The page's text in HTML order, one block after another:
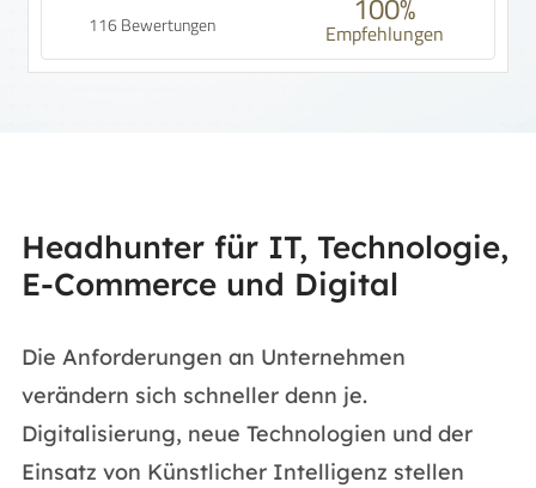
116 Bewertungen Empfehlungen
Headhunter für IT, Technologie,
E-Commerce und Digital
Die Anforderungen an Unternehmen
verändern sich schneller denn je.
Digitalisierung, neue Technologien und der
Einsatz von Künstlicher Intelligenz stellen